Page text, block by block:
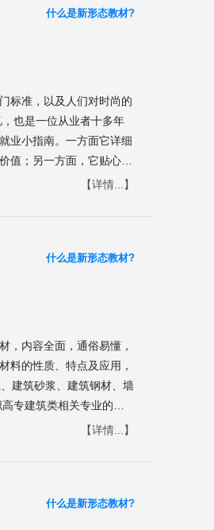
什么是新形态教材?
标准，以及人们对时尚的
也是一位从业者十多年
业小指南。一方面它详细
值；另一方面，它贴心地
有哪些途径，会遇到哪些
定成衣还是香水包包，
【详情...】
什么是新形态教材?
，内容全面，通俗易懂，
料的性质、特点及应用，
建筑砂浆、建筑钢材、墙
专建筑类相关专业的教
【详情...】
什么是新形态教材?